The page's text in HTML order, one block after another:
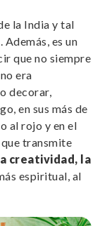
la India y tal
es un
que no siempre
era
decorar,
en sus más de
al rojo y en el
transmite
creatividad, la
espiritual, al